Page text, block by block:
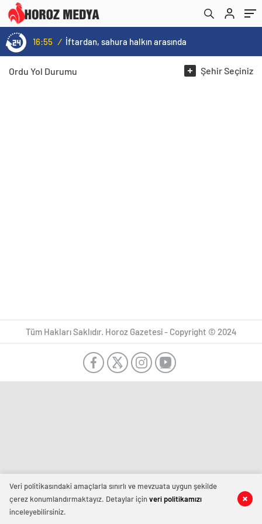
16:55 / İftardan, sahura halkın arasında
Ordu Yol Durumu ŞehirSeçiniz
Tüm Hakları Saklıdır. Horoz Gazetesi - Copyright © 2024
Veri politikasındaki amaçlarla sınırlı ve mevzuata uygun şekilde
çerez konumlandırmaktayız. Detaylar içinveri politikamızı
inceleyebilirsiniz.